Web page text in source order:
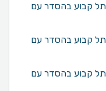
קבוע בהסדר עם
קבוע בהסדר עם
קבוע בהסדר עם